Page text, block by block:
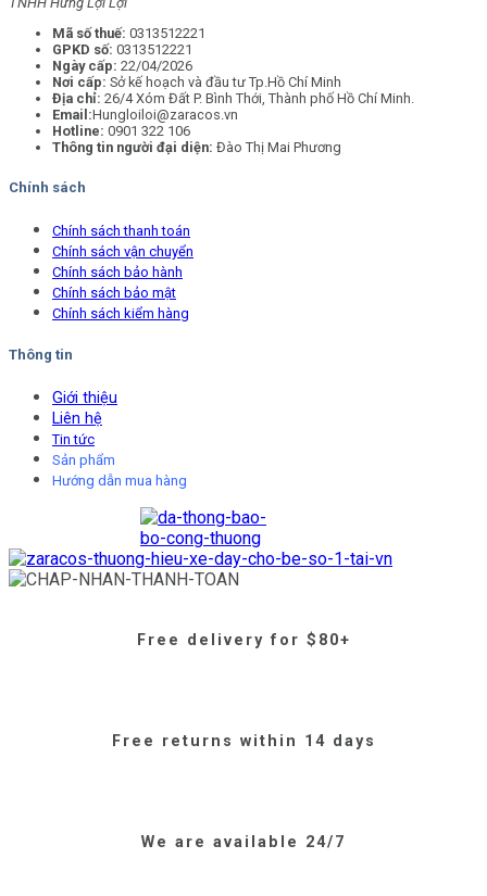
Mã số thuế: 0313512221
GPKD số: 0313512221
Ngày cấp: 22/04/2026
Nơi cấp: Sở kế hoạch và đầu tư Tp.Hồ Chí Minh
Địa chỉ: 26/4 Xóm Đất P. Bình Thới, Thành phố Hồ Chí Minh.
Email:Hungloiloi@zaracos.vn
Hotline: 0901 322 106
Thông tin người đại diện: Đào Thị Mai Phương
Chính sách
Chính sách thanh toán
Chính sách vận chuyển
Chính sách bảo hành
Chính sách bảo mật
Chính sách kiểm hàng
Thông tin
Giới thiệu
Liên hệ
Tin tức
Sản phẩm
Hướng dẫn mua hàng
Free delivery for $80+
Free returns within 14 days
We are available 24/7